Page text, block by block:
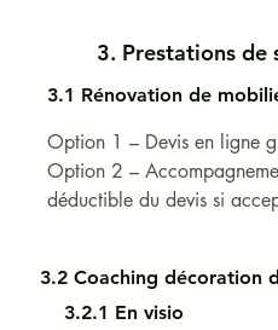
d’ATELIER2MAIN.​
Le mobilier proposé est
produit).
3. Prestations de
3.1 Rénovation de
Option 1 – Devis en ligne
Option 2 –
déductible du devis si
3.2 Coaching décoration
3.2.1 En visio